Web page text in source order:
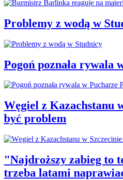
Problemy z wodą w
Pogoń poznała rywala
Węgiel z Kazachstanu
być problem
"Najdroższy zabieg to
trzeba latami